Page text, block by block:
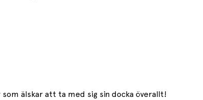
älskar att ta med sig sin docka överallt!